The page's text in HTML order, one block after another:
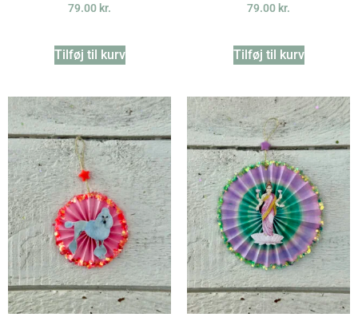
79.00 kr.
Tilføj til kurv
79.00 kr.
Tilføj til kurv